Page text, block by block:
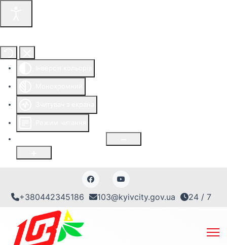
+380442345186 103@kyivcity.gov.ua 24 / 7